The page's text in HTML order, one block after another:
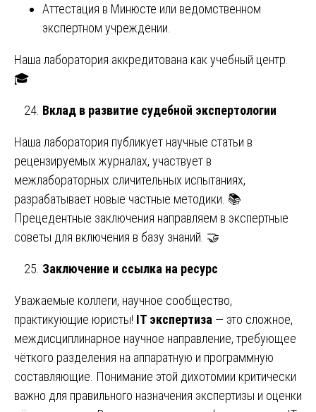
Аттестация в Минюсте или ведомственном
экспертном учреждении.
Наша лаборатория аккредитована как учебный центр.
🎓
Вклад в развитие судебной экспертологии
Наша лаборатория публикует научные статьи в
рецензируемых журналах, участвует в
межлабораторных сличительных испытаниях,
разрабатывает новые частные методики. 📚
Прецедентные заключения направляем в экспертные
советы для включения в базу знаний. 🤝
Заключение и ссылка на ресурс
Уважаемые коллеги, научное сообщество,
практикующие юристы! IT экспертиза — это сложное,
междисциплинарное научное направление, требующее
чёткого разделения на аппаратную и программную
составляющие. Понимание этой дихотомии критически
важно для правильного назначения экспертизы и оценки